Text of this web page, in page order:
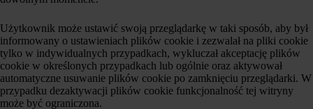
Użytkownik może ustawić swoją przeglądarkę w taki sposób, aby był
informowany o ustawieniach plików cookie i zezwalał na pliki cookie
tylko w indywidualnych przypadkach, wykluczał akceptację plików
cookie w określonych przypadkach lub ogólnie oraz aktywował
automatyczne usuwanie plików cookie po zamknięciu przeglądarki. W
przypadku dezaktywacji plików cookie funkcjonalność tej witryny
może być ograniczona.